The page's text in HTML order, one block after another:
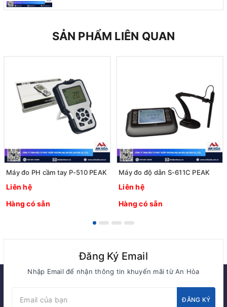
SẢN PHẨM LIÊN QUAN
Máy đo PH cầm tay P-510 PEAK
Liên hệ
Hàng có sẵn
Máy đo độ dẫn S-611C PEAK
Liên hệ
Hàng có sẵn
Đăng Ký Email
Nhập Email để nhận thông tin khuyến mãi từ An Hòa
ĐĂNG KÝ